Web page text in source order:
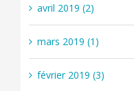
avril 2019 (2)
mars 2019 (1)
février 2019 (3)